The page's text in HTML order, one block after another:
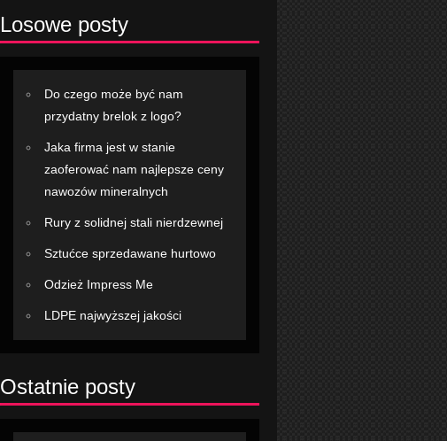
Losowe posty
Do czego może być nam
przydatny brelok z logo?
Jaka firma jest w stanie
zaoferować nam najlepsze ceny
nawozów mineralnych
Rury z solidnej stali nierdzewnej
Sztućce sprzedawane hurtowo
Odzież Impress Me
LDPE najwyższej jakości
Ostatnie posty